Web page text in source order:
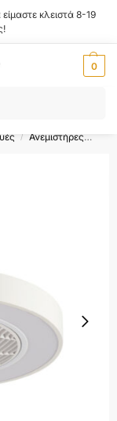
κλειστά 8-19
0
/ Ανεμιστήρες